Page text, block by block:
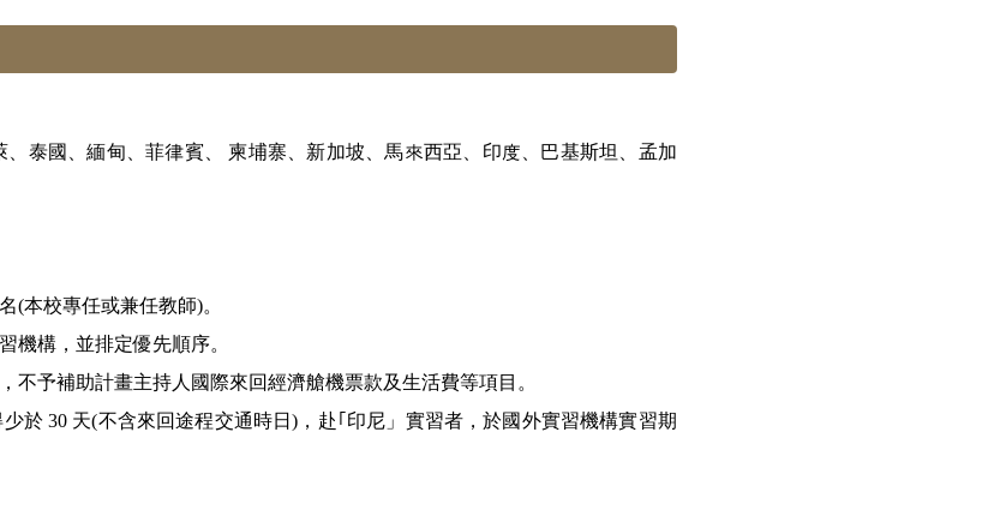
泰國、緬甸、菲律賓、 柬埔寨、新加坡、馬來西亞、印度、巴基斯坦、孟加
(本校專任或兼任教師)。
機構，並排定優先順序。
不予補助計畫主持人國際來回經濟艙機票款及生活費等項目。
於 30 天(不含來回途程交通時日)，赴｢印尼」實習者，於國外實習機構實習期